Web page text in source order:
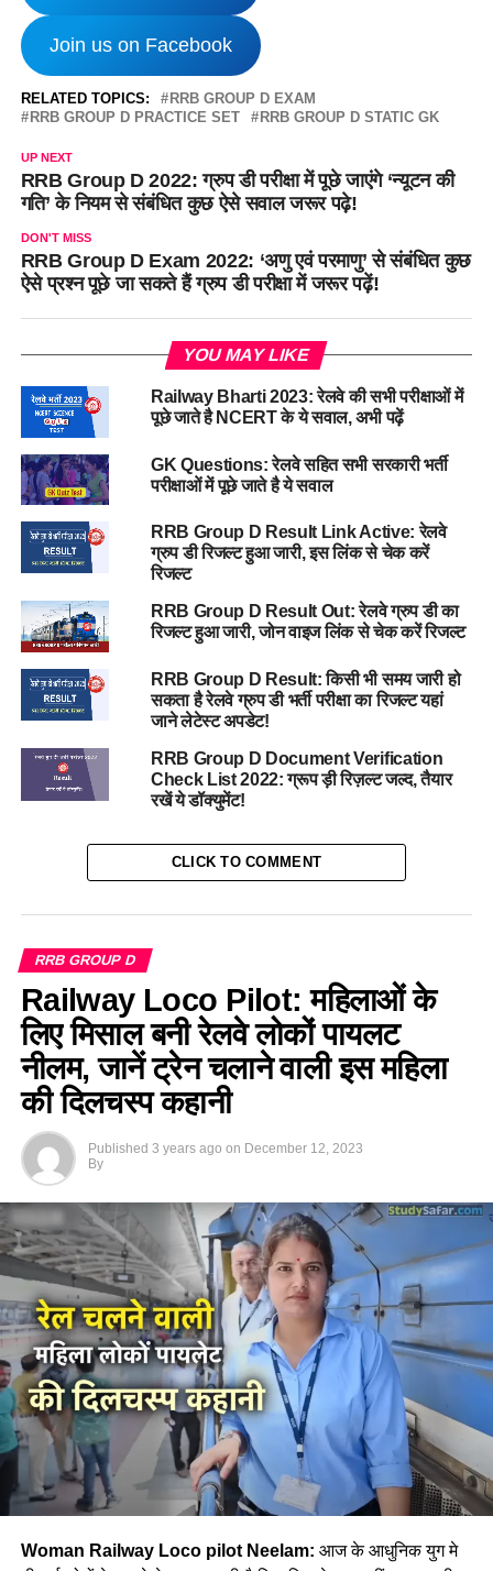
Join us on Facebook
RELATED TOPICS:
RRB GROUP D EXAM
RRB GROUP D PRACTICE SET
RRB GROUP D STATIC GK
UP NEXT
RRB Group D 2022: ग्रुप डी परीक्षा में पूछे जाएंगे ‘न्यूटन की
गति’ के नियम से संबंधित कुछ ऐसे सवाल जरूर पढ़े!
DON'T MISS
RRB Group D Exam 2022: ‘अणु एवं परमाणु’ से संबंधित कुछ
ऐसे प्रश्न पूछे जा सकते हैं ग्रुप डी परीक्षा में जरूर पढ़ें!
YOU MAY LIKE
Railway Bharti 2023: रेलवे की सभी परीक्षाओं में
पूछे जाते है NCERT के ये सवाल, अभी पढ़ें
GK Questions: रेलवे सहित सभी सरकारी भर्ती
परीक्षाओं में पूछे जाते है ये सवाल
RRB Group D Result Link Active: रेलवे
ग्रुप डी रिजल्ट हुआ जारी, इस लिंक से चेक करें
रिजल्ट
RRB Group D Result Out: रेलवे ग्रुप डी का
रिजल्ट हुआ जारी, जोन वाइज लिंक से चेक करें रिजल्ट
RRB Group D Result: किसी भी समय जारी हो
सकता है रेलवे ग्रुप डी भर्ती परीक्षा का रिजल्ट यहां
जाने लेटेस्ट अपडेट!
RRB Group D Document Verification
Check List 2022: ग्रूप ड़ी रिज़ल्ट जल्द, तैयार
रखें ये डॉक्युमेंट!
CLICK TO COMMENT
RRB GROUP D
Railway Loco Pilot: महिलाओं के
लिए मिसाल बनी रेलवे लोकों पायलट
नीलम, जानें ट्रेन चलाने वाली इस महिला
की दिलचस्प कहानी
Published 3 years ago on December 12, 2023
By
Woman Railway Loco pilot Neelam: आज के आधुनिक युग मे